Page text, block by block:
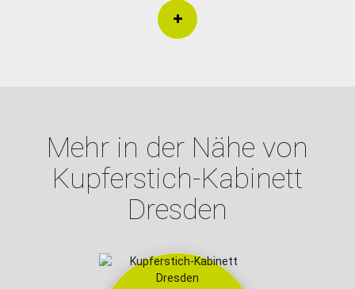
Mehr in der Nähe von
Kupferstich-Kabinett
Dresden